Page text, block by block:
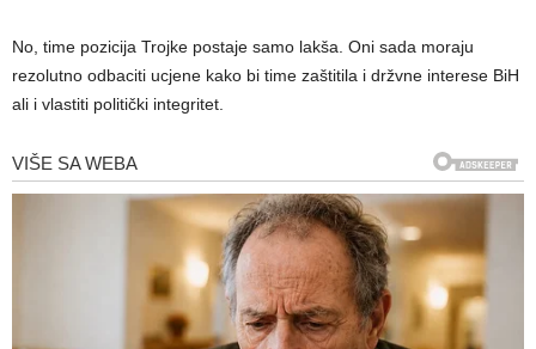
No, time pozicija Trojke postaje samo lakša. Oni sada moraju
rezolutno odbaciti ucjene kako bi time zaštitila i držvne interese BiH
ali i vlastiti politički integritet.